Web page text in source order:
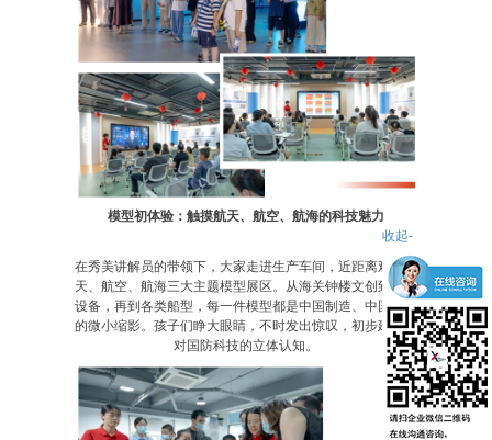
模型初体验：触摸航天、航空、航海的科技魅力
在秀美讲解员的带领下，大家走进生产车间，近距离观摩航
天、航空、航海三大主题模型展区。从海关钟楼文创到机械
设备，再到各类船型，每一件模型都是中国制造、中国创造
的微小缩影。孩子们睁大眼睛，不时发出惊叹，初步建立起
对国防科技的立体认知。
收起-